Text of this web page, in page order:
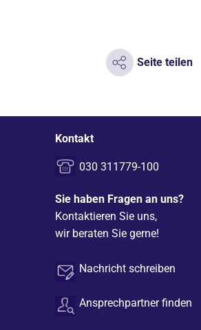
Seite teilen
Kontakt
030 311779-100
Sie haben Fragen an uns?
Kontaktieren Sie uns,
wir beraten Sie gerne!
Nachricht schreiben
Ansprechpartner finden